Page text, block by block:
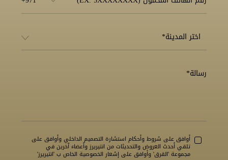
أوافق على شروط وأحكاماستشارة التصميم الداخلي وأوافق على
تلقي أحدث العروض والتحديثات من انتيريرز وأعضاء آخرين في
مجموعة 'القرق' وأوافق علىإشعار الخصوصيةالخاص ب 'انتيريرز'